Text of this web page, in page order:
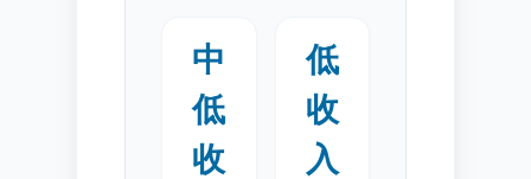
中
低
收
低
收
入